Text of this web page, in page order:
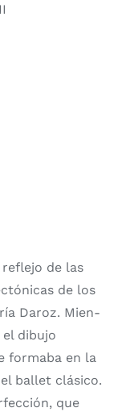
de las
de los
Daroz. Mien­
dibu­jo
for­ma­ba en la
ballet clá­si­co.
que